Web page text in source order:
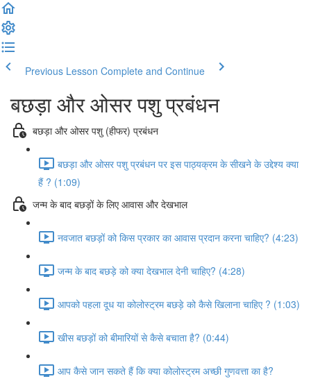
Previous Lesson Complete and Continue
बछड़ा और ओसर पशु प्रबंधन
बछड़ा और ओसर पशु (हीफर) प्रबंधन
बछड़ा और ओसर पशु प्रबंधन पर इस पाठ्यक्रम के सीखने के उद्देश्य क्या
हैं ? (1:09)
जन्म के बाद बछड़ों के लिए आवास और देखभाल
नवजात बछड़ों को किस प्रकार का आवास प्रदान करना चाहिए? (4:23)
जन्म के बाद बछड़े को क्या देखभाल देनी चाहिए? (4:28)
आपको पहला दूध या कोलोस्ट्रम बछड़े को कैसे खिलाना चाहिए ? (1:03)
खीस बछड़ों को बीमारियों से कैसे बचाता है? (0:44)
आप कैसे जान सकते हैं कि क्या कोलोस्ट्रम अच्छी गुणवत्ता का है?